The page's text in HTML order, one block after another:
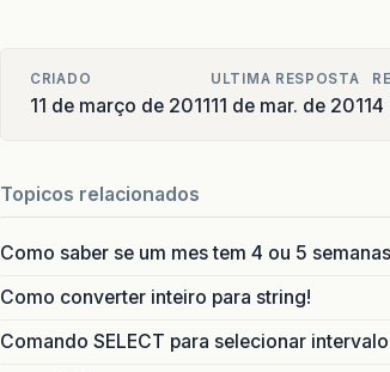
CRIADO
11 de março de 2011
ULTIMA RESPOSTA
11 de mar. de 20114
Topicos relacionados
Como saber se um mes tem 4 ou 5
Como converter inteiro para string!
Comando SELECT para selecionar intervalo